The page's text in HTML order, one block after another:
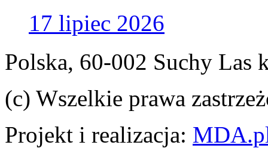
17 lipiec 2026
Polska, 60-002 Suchy Las
(c) Wszelkie prawa
Projekt i realizacja: